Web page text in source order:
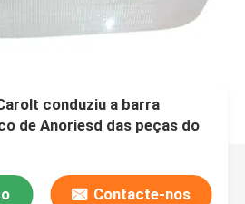
conduziu a barra
de Anoriesd das peças do
Contacte-nos